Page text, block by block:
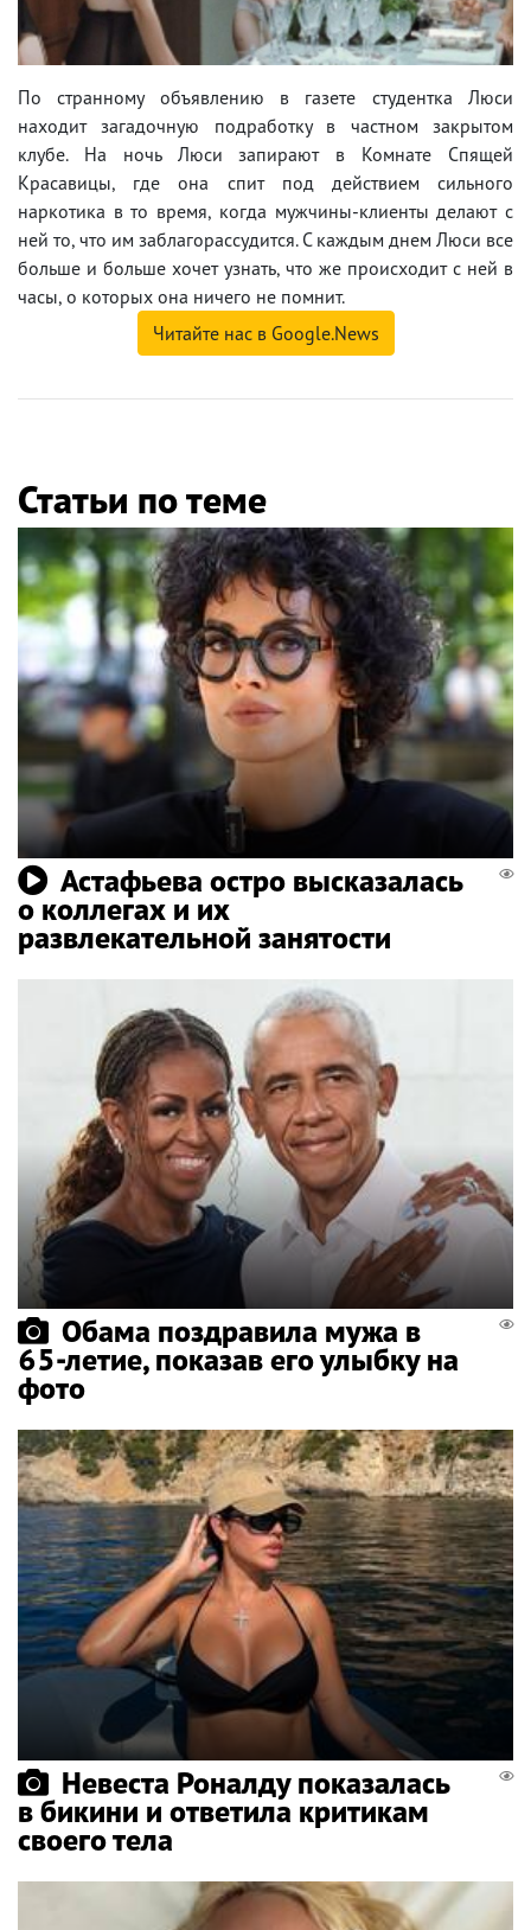
По странному объявлению в газете студентка Люси
находит загадочную подработку в частном закрытом
клубе. На ночь Люси запирают в Комнате Спящей
Красавицы, где она спит под действием сильного
наркотика в то время, когда мужчины-клиенты делают с
ней то, что им заблагорассудится. С каждым днем Люси все
больше и больше хочет узнать, что же происходит с ней в
часы, о которых она ничего не помнит.
Читайте нас в Google.News
Статьи по теме
Астафьева остро высказалась
о коллегах и их
развлекательной занятости
Обама поздравила мужа в
65-летие, показав его улыбку на
фото
Невеста Роналду показалась
в бикини и ответила критикам
своего тела